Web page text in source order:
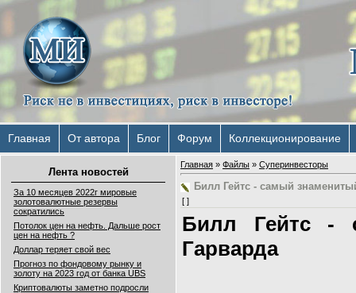
Главная От автора Блог Форум Коллекционирование
Лента новостей
За 10 месяцев 2022г мировые
золотовалютные резервы
сократились
Потолок цен на нефть. Дальше рост
цен на нефть ?
Доллар теряет свой вес
Прогноз по фондовому рынку и
золоту на 2023 год от банка UBS
Криптовалюты заметно подросли
Главная » Файлы » Суперинвесторы
Билл Гейтс - самый
[ ]
Билл Гейтс -
Гарварда